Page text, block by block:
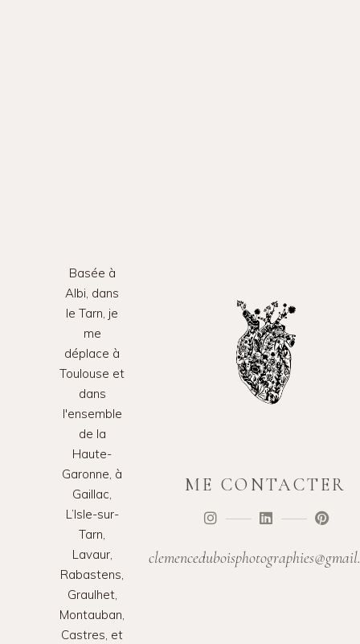
Basée à
Albi, dans
le Tarn, je
me
déplace à
Toulouse et
dans
l'ensemble
de la
Haute-
Garonne, à
Gaillac,
L’Isle-sur-
Tarn,
Lavaur,
Rabastens,
Graulhet,
Montauban,
Castres, et
ME CONTACTER